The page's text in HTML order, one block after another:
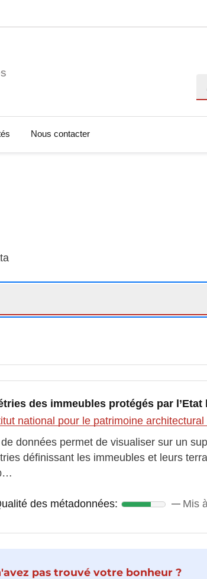
Nous contacter
des immeubles protégés par
national pour le patrimoine architectural
données permet de visualiser sur un
définissant les immeubles et leurs
des métadonnées:
des métadonnées: Mis
pas trouvé votre bonheur ?